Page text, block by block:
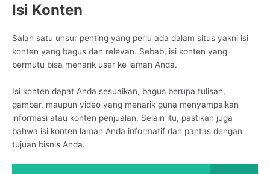
Isi Konten
Salah satu unsur penting yang perlu ada dalam situs yakni isi
konten yang bagus dan relevan. Sebab, isi konten yang
bermutu bisa menarik user ke laman Anda.
Isi konten dapat Anda sesuaikan, bagus berupa tulisan,
gambar, maupun video yang menarik guna menyampaikan
informasi atau konten penjualan. Selain itu, pastikan juga
bahwa isi konten laman Anda informatif dan pantas dengan
tujuan bisnis Anda.